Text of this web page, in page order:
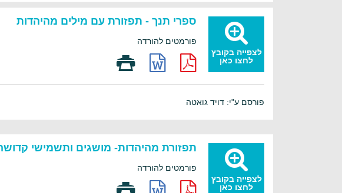
לצפייה בקובץ
לחצו כאן
ספרי תנך - תפזורת עם מילים מהיהדות
פורמטים להורדה
פורסם ע"י: דויד גואטה
לצפייה בקובץ
לחצו כאן
תפזורת מהיהדות- מושגים ותשמישי
פורמטים להורדה